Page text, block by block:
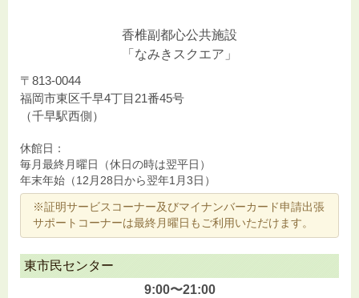
香椎副都心公共施設
「なみきスクエア」
〒813-0044
福岡市東区千早4丁目21番45号
（千早駅西側）
休館日：
毎月最終月曜日（休日の時は翌平日）
年末年始（12月28日から翌年1月3日）
※証明サービスコーナー及びマイナンバーカード申請出張
サポートコーナーは最終月曜日もご利用いただけます。
東市民センター
9:00〜21:00